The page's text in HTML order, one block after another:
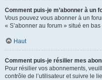
Comment puis-je m’abonner à un
Vous pouvez vous abonner à un
« S’abonner au forum » situé en
Haut
Comment puis-je résilier mes
Pour résilier vos abonnements,
contrôle de l’utilisateur et suivre le